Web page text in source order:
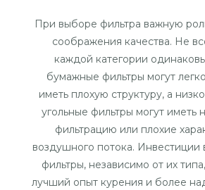
При выборе фильтра важную
соображения качества. Не
каждой категории
бумажные фильтры могут
иметь плохую структуру, а
угольные фильтры могут иметь
фильтрацию или плохие
воздушного потока. Инвестиции
фильтры, независимо от их
лучший опыт курения и более